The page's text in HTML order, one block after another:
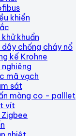
khiển
khuẩn
dây chống cháy nổ
kế Krohne
mã vạch
sát
màng co - palllet
vít